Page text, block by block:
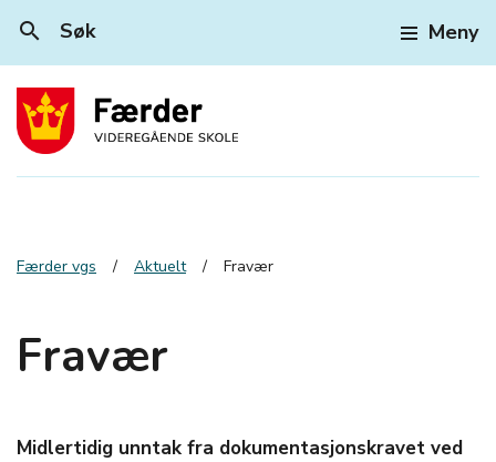
search Søk Meny
Færder vgs Aktuelt Fravær
Fravær
Midlertidig unntak fra dokumentasjonskravet ved